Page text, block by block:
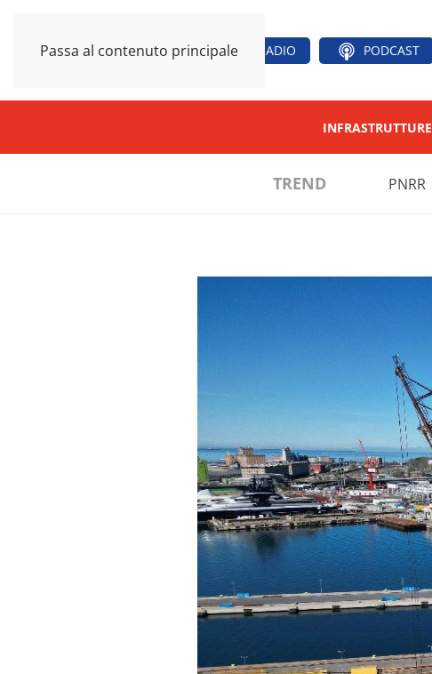
Passa al contenuto principale RADIO PODCAST
INFRASTRUTTURE
TREND PNRR